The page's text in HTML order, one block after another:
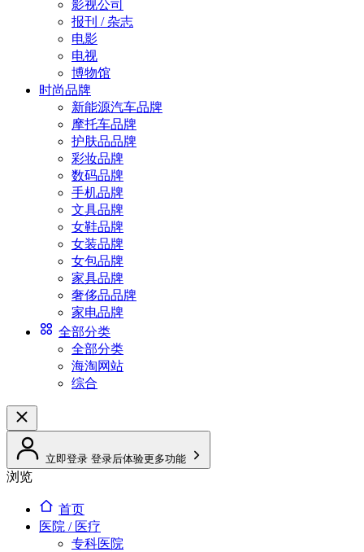
影视公司
报刊 / 杂志
电影
电视
博物馆
时尚品牌
新能源汽车品牌
摩托车品牌
护肤品品牌
彩妆品牌
数码品牌
手机品牌
文具品牌
女鞋品牌
女装品牌
女包品牌
家具品牌
奢侈品品牌
家电品牌
全部分类
全部分类
海淘网站
综合
立即登录 登录后体验更多功能
浏览
首页
医院 / 医疗
专科医院